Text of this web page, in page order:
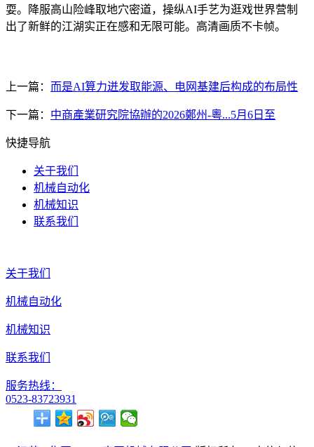
耍。降服高山险峰取地穴密道，操纵AI手艺为逛戏世界营制
出了新鲜的江湖实正在感和无限可能。高清画质不卡帧。
上一篇： 而是AI算力迸发取能源、电网基建后构成的布局性
下一篇： 中商產業研究院協辦的2026鄭州-粵...5月6日至
快捷导航
关于我们
机械自动化
机械知识
联系我们
关于我们
机械自动化
机械知识
联系我们
服务热线：
0523-83723931